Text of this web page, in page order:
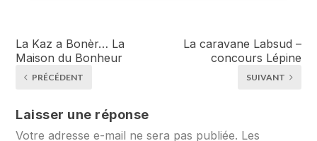
La Kaz a Bonèr… La
Maison du Bonheur
PRÉCÉDENT
La caravane Labsud –
concours Lépine
SUIVANT
Laisser une réponse
Votre adresse e-mail ne sera pas publiée. Les